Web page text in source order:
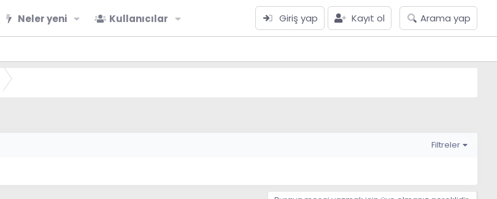
Neler yeni Kullanıcılar Giriş yap Kayıt ol Arama yap
Filtreler